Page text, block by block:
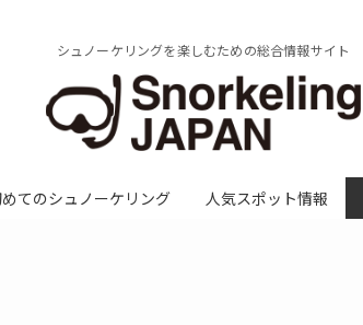
シュノーケリングを楽しむための総合情報サイト
てのシュノーケリング 人気スポット情報